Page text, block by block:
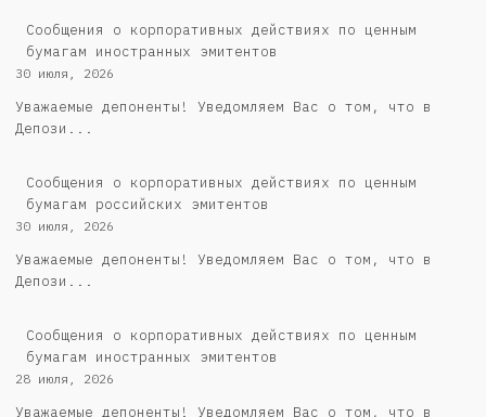
Сообщения о корпоративных действиях по ценным
бумагам иностранных эмитентов
30 июля, 2026
Уважаемые депоненты! Уведомляем Вас о том, что в
Депози...
Cообщения о корпоративных действиях по ценным
бумагам российских эмитентов
30 июля, 2026
Уважаемые депоненты! Уведомляем Вас о том, что в
Депози...
Сообщения о корпоративных действиях по ценным
бумагам иностранных эмитентов
28 июля, 2026
Уважаемые депоненты! Уведомляем Вас о том, что в